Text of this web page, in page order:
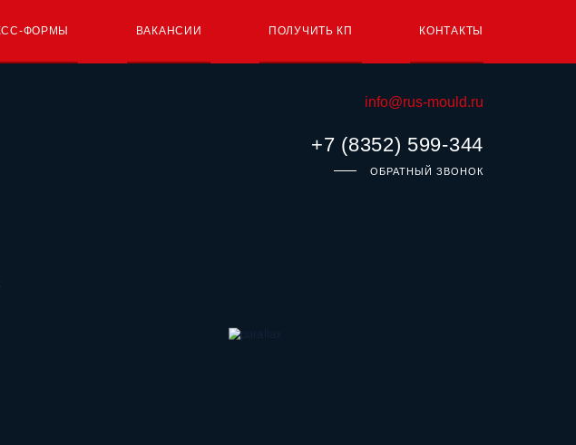
ФОРМЫ ВАКАНСИИ ПОЛУЧИТЬ КП КОНТАКТЫ
info@rus-mould.ru
+7 (8352) 599-344
ОБРАТНЫЙ ЗВОНОК